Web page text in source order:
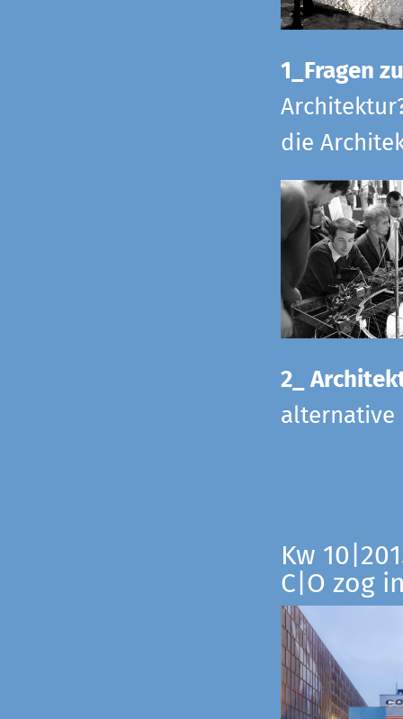
1_Fragen
die
2_
alternative
Kw
C|O zog